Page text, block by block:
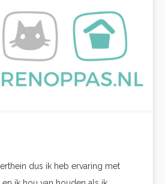
dus ik heb ervaring met